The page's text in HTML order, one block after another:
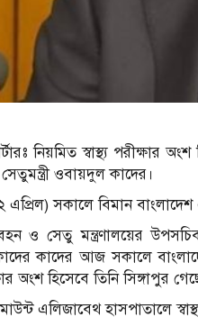
নিয়মিত স্বাস্থ্য
ওবায়দুল কাদের।
এপ্রিল) সকালে বিমান বাংলাদেশ
ও সেতু মন্ত্রণালয়ের
কাদের আজ সকালে
অংশ হিসেবে তিনি সিঙ্গাপুর
এলিজাবেথ হাসপাতালে